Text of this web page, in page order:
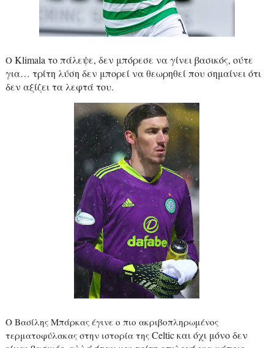
Ο Klimala το πάλεψε, δεν μπόρεσε να γίνει βασικός, ούτε
για… τρίτη λύση δεν μπορεί να θεωρηθεί που σημαίνει ότι
δεν αξίζει τα λεφτά του.
Ο Βασίλης Μπάρκας έγινε ο πιο ακριβοπληρωμένος
τερματοφύλακας στην ιστορία της Celticκαι όχι μόνο δεν